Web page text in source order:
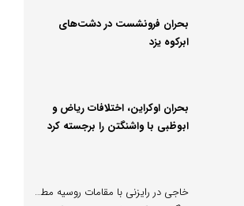
بحران فرونشست در دشت‌های
ابرکوه یزد
بحران اوکراین، اختلافات ریاض و
ابوظبی با واشنگتن را برجسته کرد
خاجی در رایزنی با مقامات روسیه مطرح کرد؛